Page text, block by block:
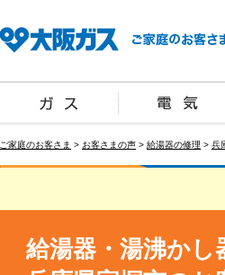
ご家庭のお客さま > お客さまの声 > 給湯器の修理 > 兵
給湯器・湯沸かし